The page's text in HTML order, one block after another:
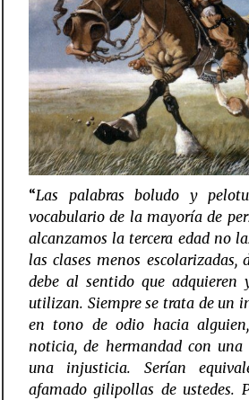
“Las palabras boludo y
vocabulario de la mayoría de
alcanzamos la tercera edad no
las clases menos escolarizadas,
debe al sentido que
utilizan. Siempre se trata de un
en tono de odio hacia
noticia, de hermandad con
una injusticia. Serían
afamado gilipollas de